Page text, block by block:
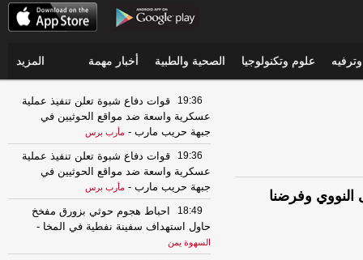
علوم وتكنولوجيا الصحية والطبية أخبار مهمة المزيد
وفرضنا
19:36
قوات دفاع شبوة تعلن تنفيذ عملية
عسكرية واسعة ضد مواقع الحوثيين في
جبهة حريب مارب - مأرب برس
19:36
قوات دفاع شبوة تعلن تنفيذ عملية
عسكرية واسعة ضد مواقع الحوثيين في
جبهة حريب مارب - مأرب برس
18:49
احباط هجوم حوثي بزورق مفخخ
حاول استهداف سفينة نفطية في المخا -
السهوة يمن